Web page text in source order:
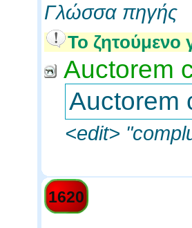
Γλώσσα πηγής
Το ζητούμενο
Auctorem
Auctorem
<edit>
1620